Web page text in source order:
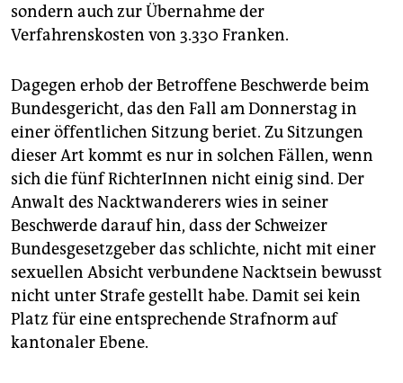
sondern auch zur Übernahme der
Verfahrenskosten von 3.330 Franken.
Dagegen erhob der Betroffene Beschwerde beim
Bundesgericht, das den Fall am Donnerstag in
einer öffentlichen Sitzung beriet. Zu Sitzungen
dieser Art kommt es nur in solchen Fällen, wenn
sich die fünf RichterInnen nicht einig sind. Der
Anwalt des Nacktwanderers wies in seiner
Beschwerde darauf hin, dass der Schweizer
Bundesgesetzgeber das schlichte, nicht mit einer
sexuellen Absicht verbundene Nacktsein bewusst
nicht unter Strafe gestellt habe. Damit sei kein
Platz für eine entsprechende Strafnorm auf
kantonaler Ebene.